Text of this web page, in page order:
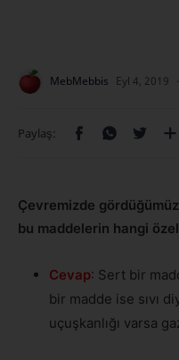
Çevremizde
bu maddelerin hangi
Cevap: Sert bir
bir madde ise sıvı
uçuşkanlığı varsa